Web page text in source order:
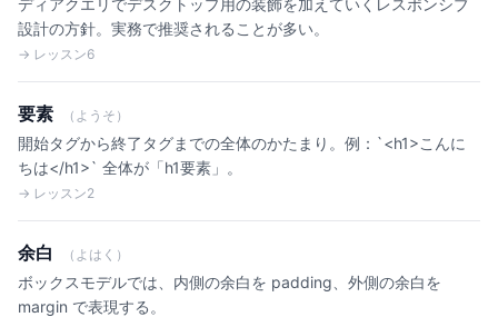
ディアクエリでデスクトップ用の装飾を加えていくレスポンシブ
設計の方針。実務で推奨されることが多い。
→ レッスン6
要素 （ようそ）
開始タグから終了タグまでの全体のかたまり。例：`<h1>こんに
ちは</h1>` 全体が「h1要素」。
→ レッスン2
余白 （よはく）
ボックスモデルでは、内側の余白を padding、外側の余白を
margin で表現する。